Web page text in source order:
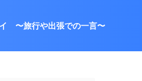
〜旅行や出張での一言〜